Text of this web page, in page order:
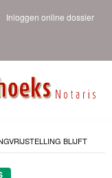
Inloggen online dossier
Den Helder
BLIJFT